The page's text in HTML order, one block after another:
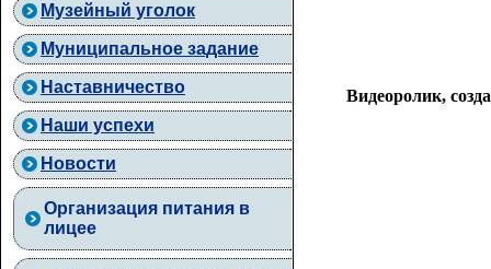
Музейный уголок
Муниципальное задание
Наставничество
Наши успехи
Новости
Организация питания в
лицее
Видеоролик,